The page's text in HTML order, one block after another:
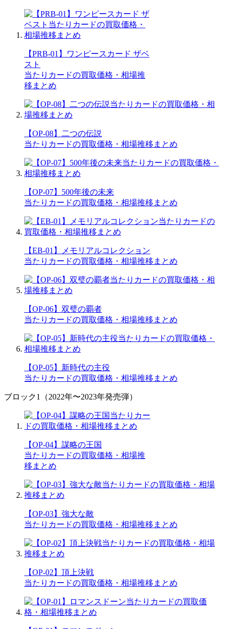
【PRB-01】ワンピースカード ザベ
スト
当たりカードの買取価格・相場推
移まとめ
【OP-08】二つの伝説
当たりカードの買取価格・相場推移まとめ
【OP-07】500年後の未来
当たりカードの買取価格・相場推移まとめ
【EB-01】メモリアルコレクション
当たりカードの買取価格・相場推移まとめ
【OP-06】双璧の覇者
当たりカードの買取価格・相場推移まとめ
【OP-05】新時代の主役
当たりカードの買取価格・相場推移まとめ
ブロック1（2022年〜2023年発売弾）
【OP-04】謀略の王国
当たりカードの買取価格・相場推
移まとめ
【OP-03】強大な敵
当たりカードの買取価格・相場推移まとめ
【OP-02】頂上決戦
当たりカードの買取価格・相場推移まとめ